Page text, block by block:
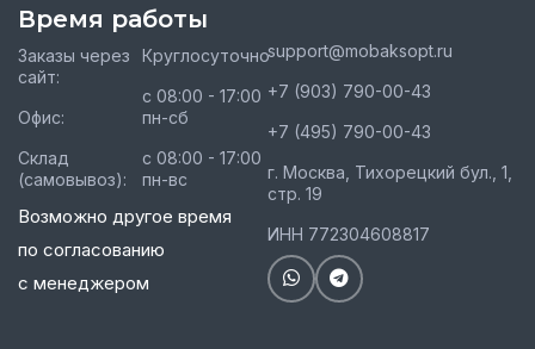
Время работы
Заказы через
сайт:
Офис:
Склад
(самовывоз):
Круглосуточно
с 08:00 - 17:00
пн-сб
с 08:00 - 17:00
пн-вс
Возможно другое время
по согласованию
с менеджером
support@mobaksopt.ru
+7 (903) 790-00-43
+7 (495) 790-00-43
г. Москва, Тихорецкий бул., 1,
стр. 19
ИНН 772304608817